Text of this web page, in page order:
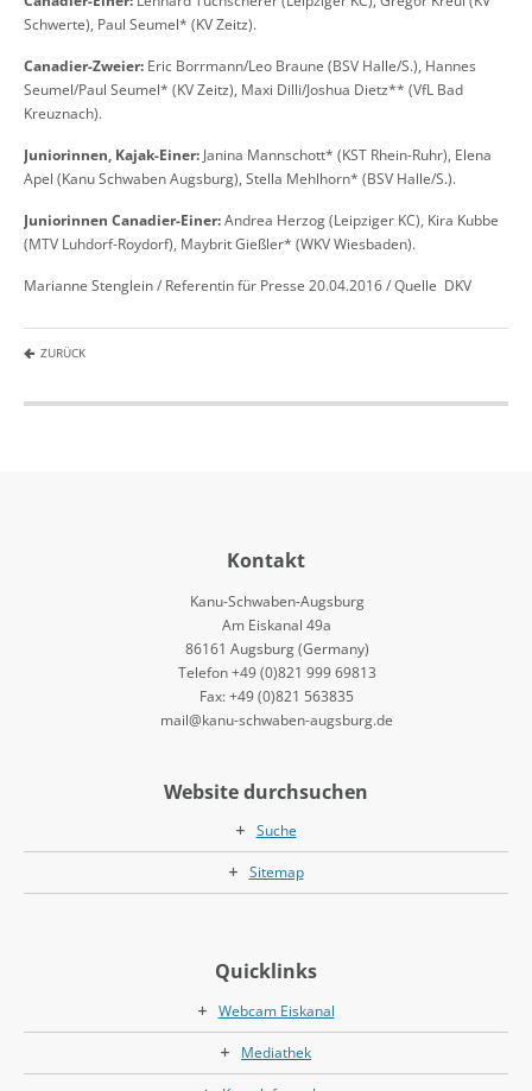
Schwerte), Paul Seumel* (KV Zeitz).
Canadier-Zweier: Eric Borrmann/Leo Braune (BSV Halle/S.), Hannes
Seumel/Paul Seumel* (KV Zeitz), Maxi Dilli/Joshua Dietz** (VfL Bad
Kreuznach).
Juniorinnen, Kajak-Einer: Janina Mannschott* (KST Rhein-Ruhr), Elena
Apel (Kanu Schwaben Augsburg), Stella Mehlhorn* (BSV Halle/S.).
Juniorinnen Canadier-Einer:Andrea Herzog (Leipziger KC), Kira Kubbe
(MTV Luhdorf-Roydorf), Maybrit Gießler* (WKV Wiesbaden).
Marianne Stenglein / Referentin für Presse 20.04.2016 / Quelle DKV
ZURÜCK
Kontakt
Kanu-Schwaben-Augsburg
Am Eiskanal 49a
86161 Augsburg (Germany)
Telefon +49 (0)821 999 69813
Fax: +49 (0)821 563835
mail@kanu-schwaben-augsburg.de
Website durchsuchen
Suche
Sitemap
Quicklinks
Webcam Eiskanal
Mediathek